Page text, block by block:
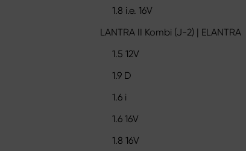
1.8 i.e. 16V
LANTRA II Kombi (J-2) | ELANTRA
1.5 12V
1.9 D
1.6 i
1.6 16V
1.8 16V